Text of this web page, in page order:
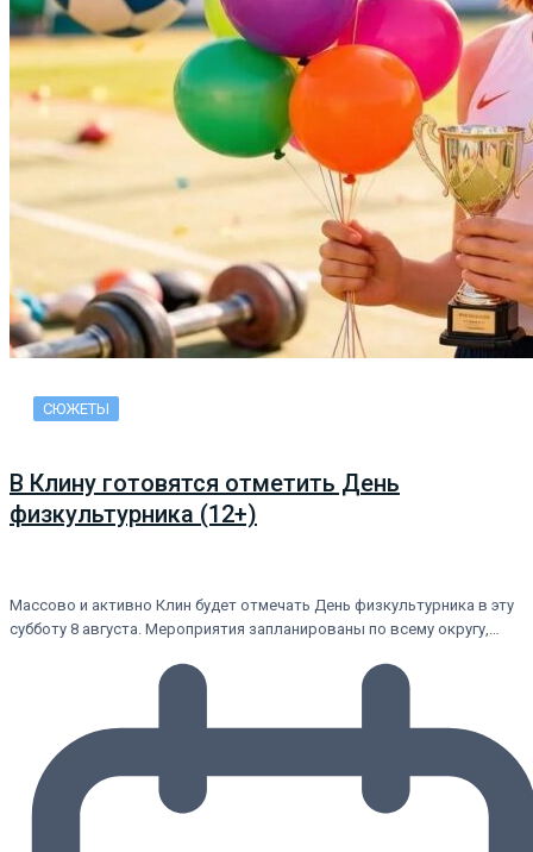
СЮЖЕТЫ
В Клину готовятся отметить День
физкультурника (12+)
Массово и активно Клин будет отмечать День физкультурника в эту
субботу 8 августа. Мероприятия запланированы по всему округу,…